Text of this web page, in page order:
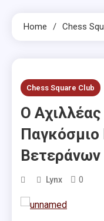
Home Chess
Chess Square Club
Ο
Βετεράνων
Lynx 0